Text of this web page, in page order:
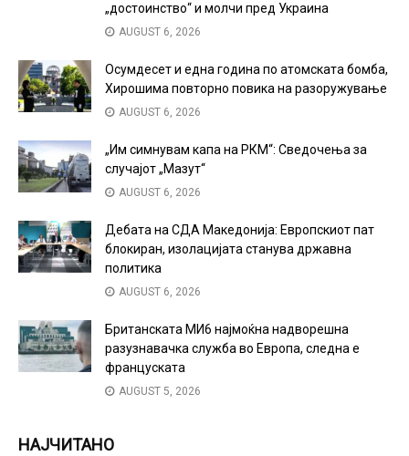
„достоинство“ и молчи пред Украина
AUGUST 6, 2026
Осумдесет и една година по атомската бомба,
Хирошима повторно повика на разоружување
AUGUST 6, 2026
„Им симнувам капа на РКМ“: Сведочења за
случајот „Мазут“
AUGUST 6, 2026
Дебата на СДА Македонија: Европскиот пат
блокиран, изолацијата станува државна
политика
AUGUST 6, 2026
Британската МИ6 најмоќна надворешна
разузнавачка служба во Европа, следна е
француската
AUGUST 5, 2026
НАЈЧИТАНО